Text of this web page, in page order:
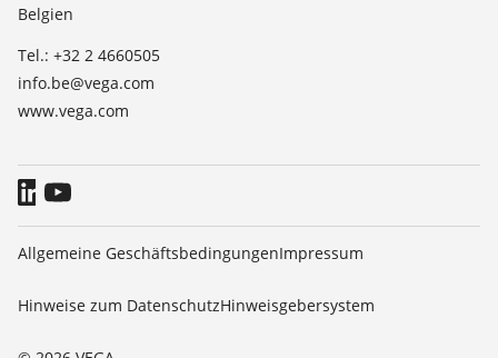
Blog
Belgien
Tel.: +32 2 4660505
info.be@vega.com
www.vega.com
Allgemeine GeschäftsbedingungenImpressum
Hinweise zum DatenschutzHinweisgebersystem